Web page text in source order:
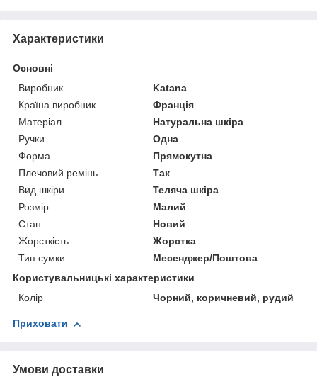
Характеристики
Основні
Виробник
Katana
Країна виробник
Франція
Матеріал
Натуральна шкіра
Ручки
Одна
Форма
Прямокутна
Плечовий ремінь
Так
Вид шкіри
Теляча шкіра
Розмір
Малий
Стан
Новий
Жорсткість
Жорстка
Тип сумки
Месенджер/Поштова
Користувальницькі характеристики
Колір
Чорний, коричневий, рудий
Приховати
Умови доставки